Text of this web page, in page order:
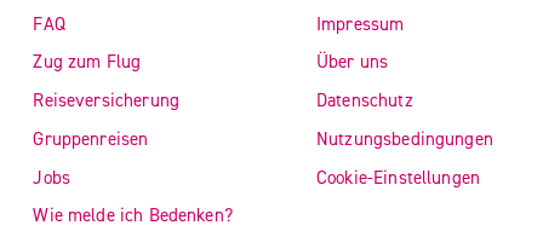
FAQ
Zug zum Flug
Reiseversicherung
Gruppenreisen
Jobs
Wie melde ich Bedenken?
Impressum
Über uns
Datenschutz
Nutzungsbedingungen
Cookie-Einstellungen